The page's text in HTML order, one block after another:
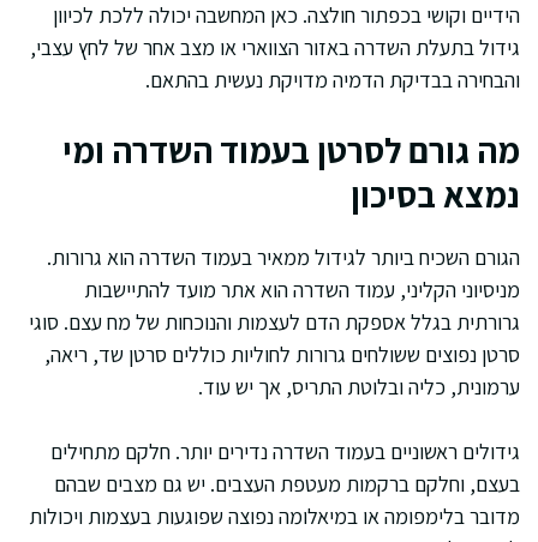
הידיים וקושי בכפתור חולצה. כאן המחשבה יכולה ללכת לכיוון
גידול בתעלת השדרה באזור הצווארי או מצב אחר של לחץ עצבי,
והבחירה בבדיקת הדמיה מדויקת נעשית בהתאם.
מה גורם לסרטן בעמוד השדרה ומי
נמצא בסיכון
הגורם השכיח ביותר לגידול ממאיר בעמוד השדרה הוא גרורות.
מניסיוני הקליני, עמוד השדרה הוא אתר מועד להתיישבות
גרורתית בגלל אספקת הדם לעצמות והנוכחות של מח עצם. סוגי
סרטן נפוצים ששולחים גרורות לחוליות כוללים סרטן שד, ריאה,
ערמונית, כליה ובלוטת התריס, אך יש עוד.
גידולים ראשוניים בעמוד השדרה נדירים יותר. חלקם מתחילים
בעצם, וחלקם ברקמות מעטפת העצבים. יש גם מצבים שבהם
מדובר בלימפומה או במיאלומה נפוצה שפוגעות בעצמות ויכולות